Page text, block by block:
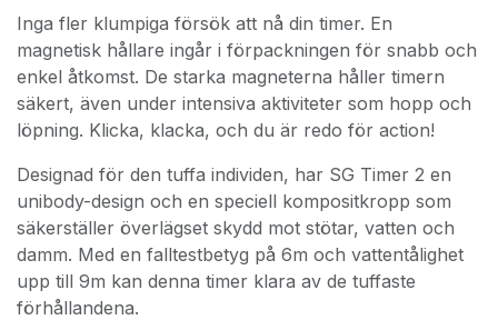
Inga fler klumpiga försök att nå din timer. En
magnetisk hållare ingår i förpackningen för snabb och
enkel åtkomst. De starka magneterna håller timern
säkert, även under intensiva aktiviteter som hopp och
löpning. Klicka, klacka, och du är redo för action!
Designad för den tuffa individen, har SG Timer 2 en
unibody-design och en speciell kompositkropp som
säkerställer överlägset skydd mot stötar, vatten och
damm. Med en falltestbetyg på 6m och vattentålighet
upp till 9m kan denna timer klara av de tuffaste
förhållandena.